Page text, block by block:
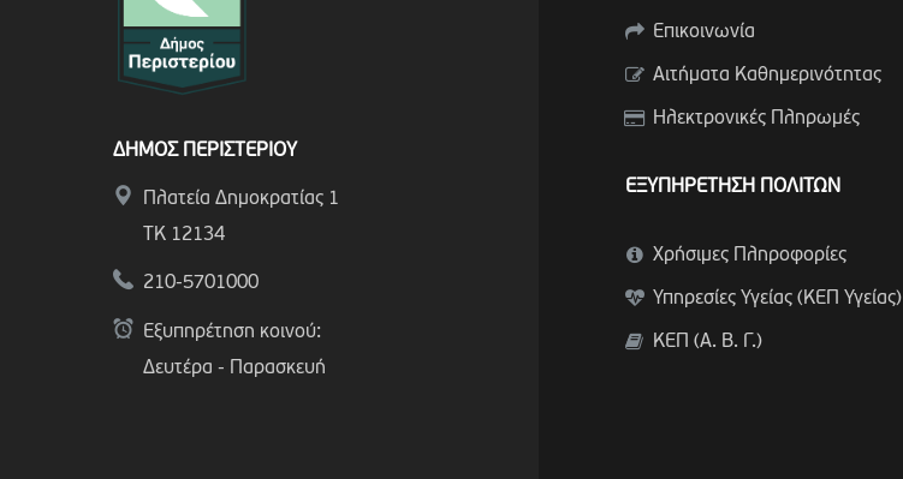
ΔΗΜΟΣ ΠΕΡΙΣΤΕΡΙΟΥ
Πλατεία Δημοκρατίας 1
ΤΚ 12134
210-5701000
Εξυπηρέτηση κοινού:
Δευτέρα - Παρασκευή
Επικοινωνία
Αιτήματα Καθημερινότητας
Ηλεκτρονικές Πληρωμές
ΕΞΥΠΗΡΕΤΗΣΗ ΠΟΛΙΤΩΝ
Χρήσιμες Πληροφορίες
Υπηρεσίες Υγείας (ΚΕΠ Υγείας)
ΚΕΠ (Α. Β. Γ.)